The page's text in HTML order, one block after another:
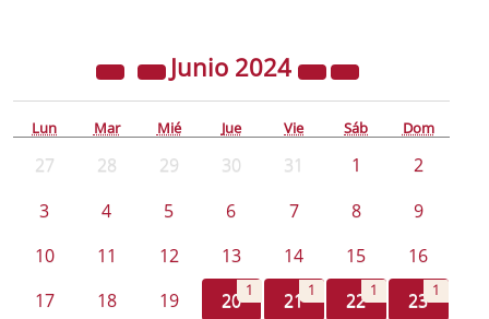
Junio 2024
Lun Mar Mié Jue Vie Sáb Dom
27 28 29 30 31 1
2
3
4 5 6 7 8
9
10
11 12 13 14 15
16
17
18 19 20 1 21 1 22 1 23 1